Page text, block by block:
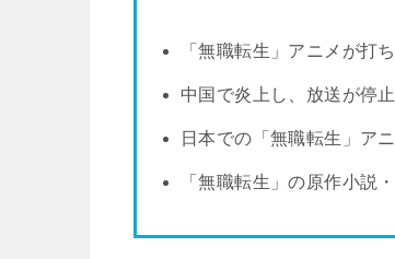
「無職転生」アニメが打
中国で炎上し、放送が停
日本での「無職転生」ア
「無職転生」の原作小説